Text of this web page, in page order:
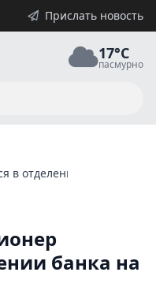
Прислать новость
17°C
пасмурно
в отделении банка на
банка на